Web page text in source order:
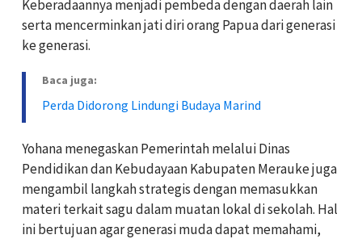
Keberadaannya menjadi pembeda dengan daerah lain
serta mencerminkan jati diri orang Papua dari generasi
ke generasi.
Baca juga:
Perda Didorong Lindungi Budaya Marind
Yohana menegaskan Pemerintah melalui Dinas
Pendidikan dan Kebudayaan Kabupaten Merauke juga
mengambil langkah strategis dengan memasukkan
materi terkait sagu dalam muatan lokal di sekolah. Hal
ini bertujuan agar generasi muda dapat memahami,